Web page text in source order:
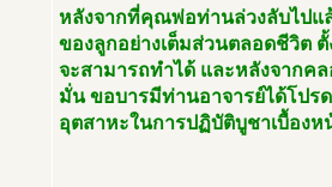
หลังจากที่คุณพ่อท่านล่วงลับไปแ
ของลูกอย่างเต็มส่วนตลอดชีวิต
จะสามารถทำได้ และหลังจากค
มั่น ขอบารมีท่านอาจารย์ได้โปร
อุตสาหะในการปฏิบัติบูชาเบื้องห